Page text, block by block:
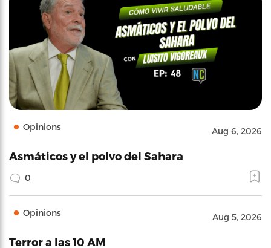
Opinions Aug 6, 2026
Asmáticos y el polvo del Sahara
0
Opinions Aug 5, 2026
Terror a las 10 AM